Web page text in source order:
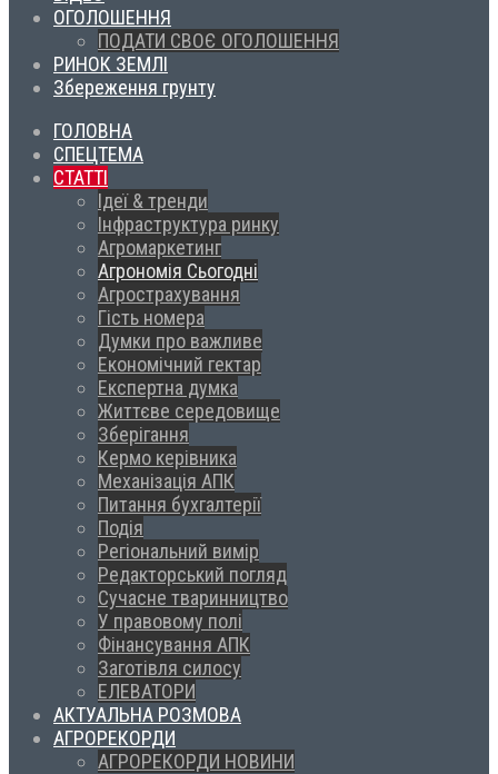
ОГОЛОШЕННЯ
ПОДАТИ СВОЄ ОГОЛОШЕННЯ
РИНОК ЗЕМЛІ
Збереження грунту
ГОЛОВНА
СПЕЦТЕМА
СТАТТІ
Ідеї & тренди
Інфраструктура ринку
Агромаркетинг
Агрономія Сьогодні
Агрострахування
Гість номера
Думки про важливе
Економічний гектар
Експертна думка
Життєве середовище
Зберігання
Кермо керівника
Механізація АПК
Питання бухгалтерії
Подія
Регіональний вимір
Редакторський погляд
Сучасне тваринництво
У правовому полі
Фінансування АПК
Заготівля силосу
ЕЛЕВАТОРИ
АКТУАЛЬНА РОЗМОВА
АГРОРЕКОРДИ
АГРОРЕКОРДИ НОВИНИ